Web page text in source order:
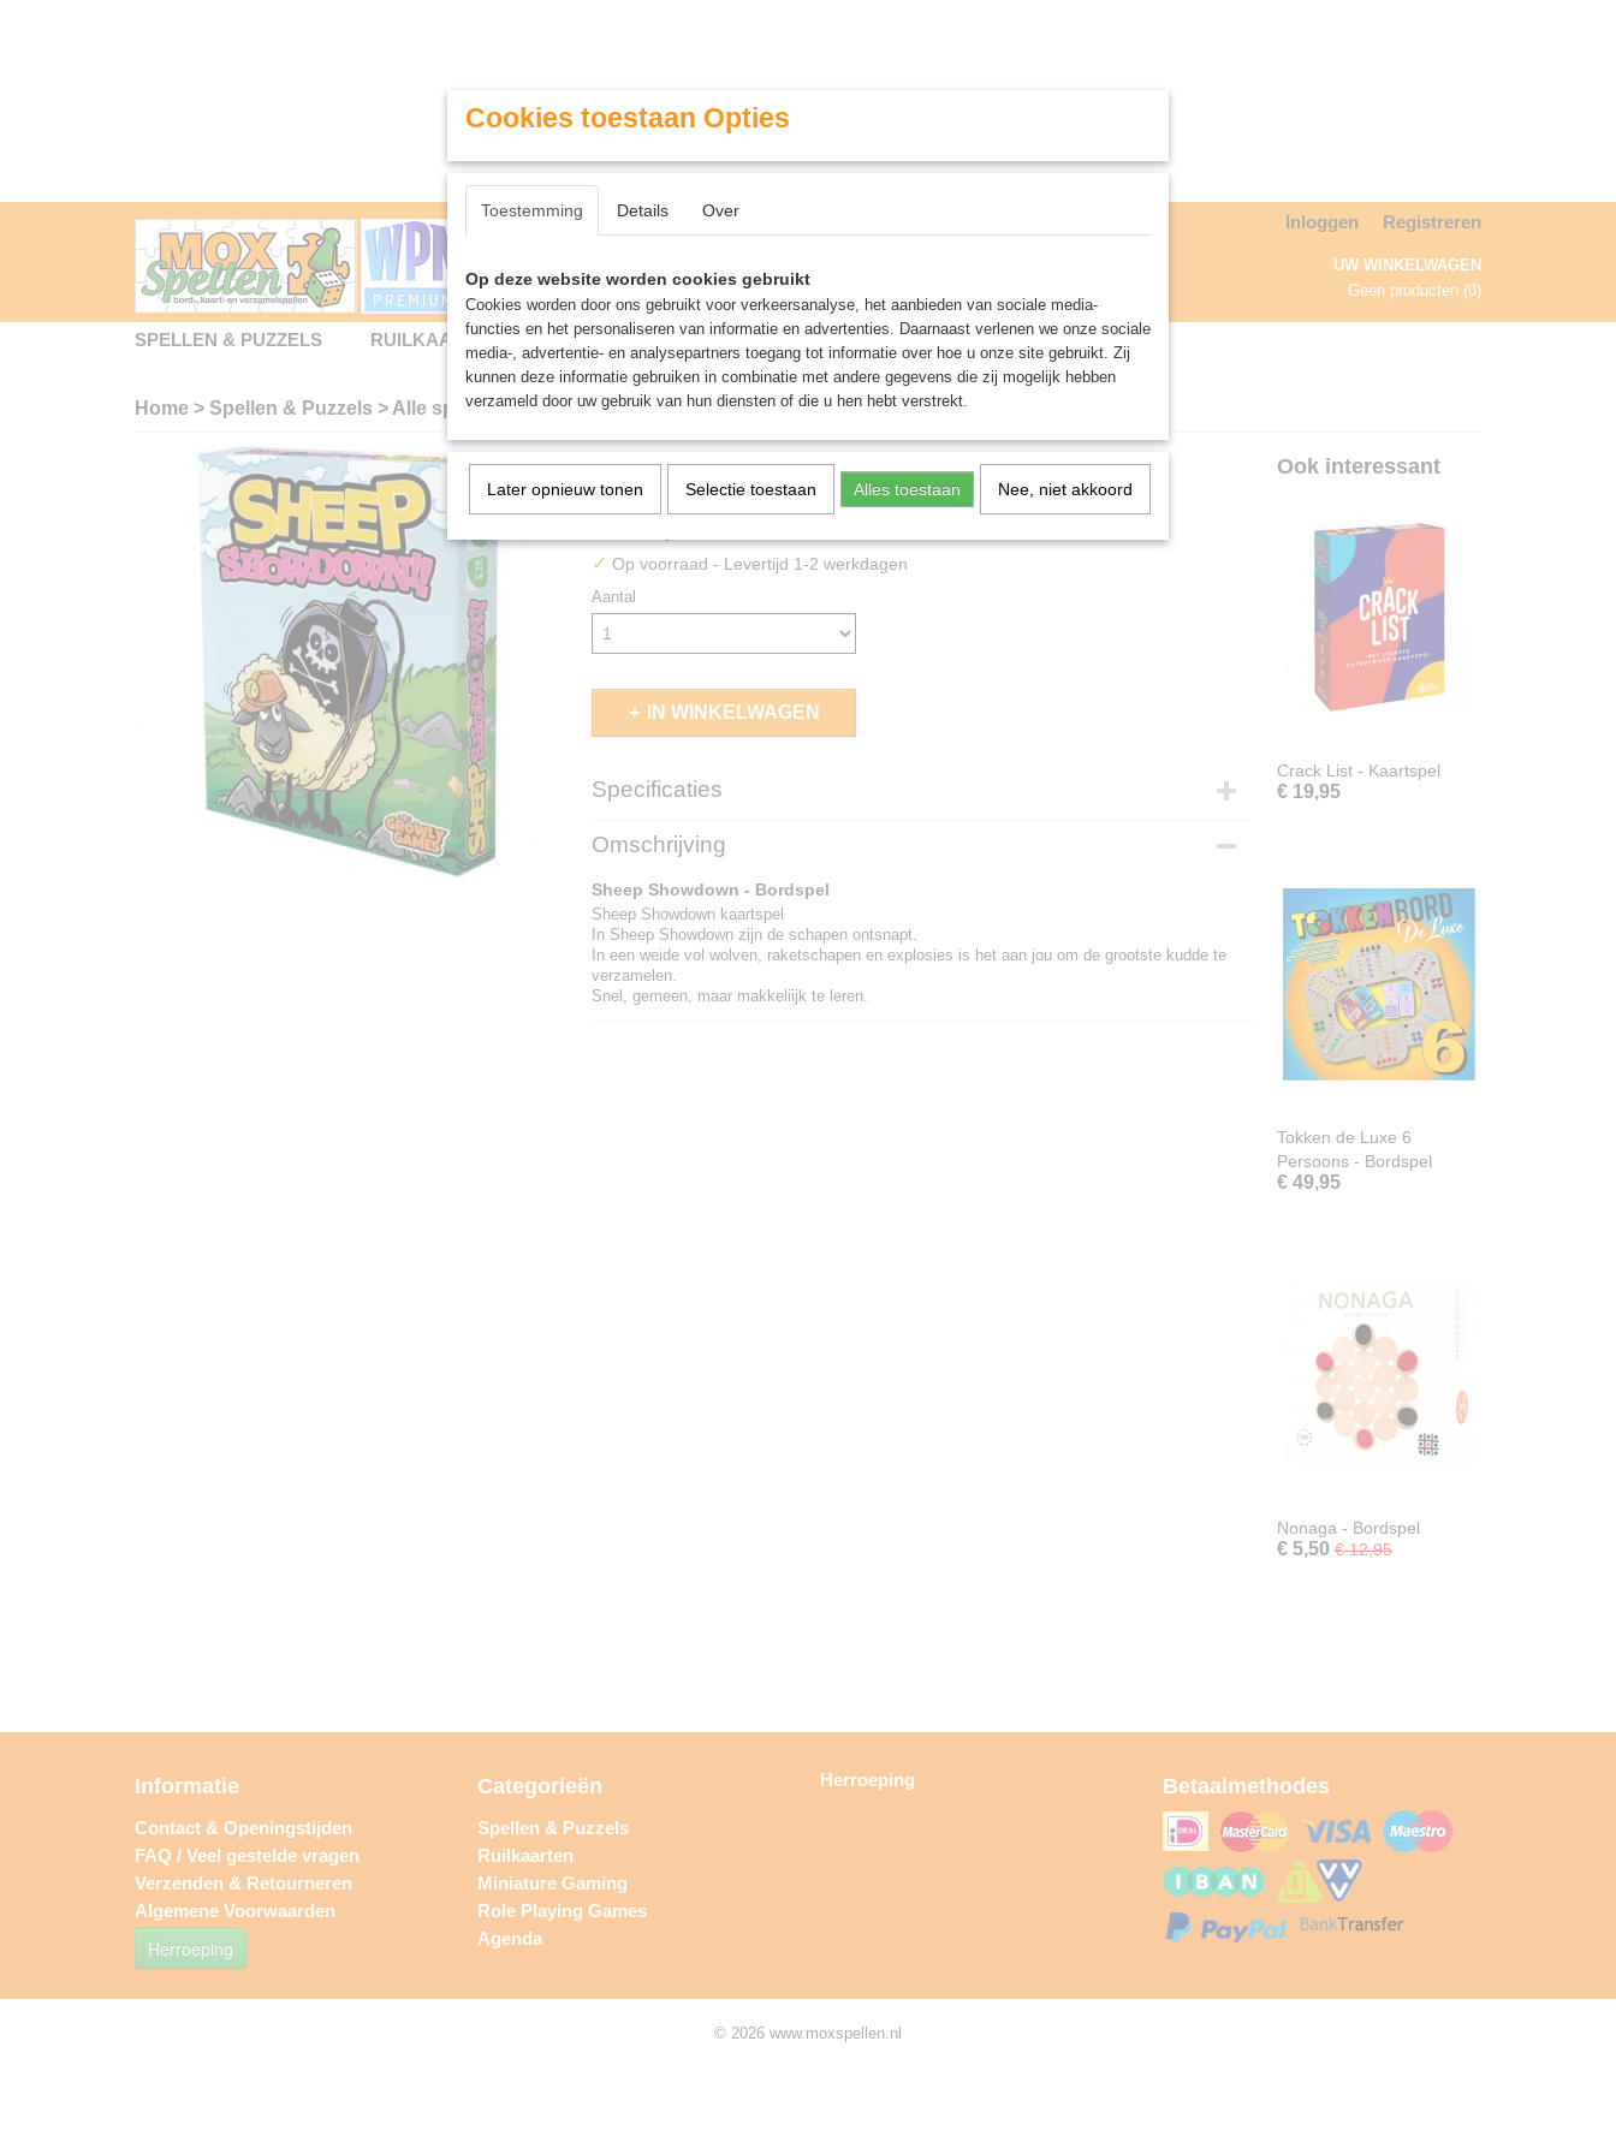
Contact & Openingstijden Inloggen Registreren
UW WINKELWAGEN
Geen producten (0)
SPELLEN & PUZZELS RUILKAARTEN MINIATURE GAMING ROLE PLAYING GAMES AGENDA
Home > Spellen & Puzzels > Alle spellen>Sheep Showdown - Bordspel
Sheep Showdown - Bordspel
€ 19,95
✓ Op voorraad - Levertijd 1-2 werkdagen
Aantal
IN WINKELWAGEN
Specificaties
EAN code
Omschrijving
Sheep Showdown - Bordspel
Sheep Showdown kaartspel
In Sheep Showdown zijn de schapen ontsnapt.
In een weide vol wolven, raketschapen en explosies is het aan jou om de grootste kudde te
verzamelen.
Snel, gemeen, maar makkeliijk te leren.
Ook interessant
Crack List - Kaartspel
€ 19,95
Tokken de Luxe 6
Persoons - Bordspel
€ 49,95
Nonaga - Bordspel
€ 5,50 € 12,95
Informatie
Contact & Openingstijden
FAQ / Veel gestelde vragen
Verzenden & Retourneren
Algemene Voorwaarden
Herroeping
Categorieën
Spellen & Puzzels
Ruilkaarten
Miniature Gaming
Role Playing Games
Agenda
Herroeping Betaalmethodes
© 2026 www.moxspellen.nl
Cookies toestaan Opties
Toestemming Details Over
Op deze website worden cookies gebruikt
Cookies worden door ons gebruikt voor verkeersanalyse, het aanbieden van sociale media-
functies en het personaliseren van informatie en advertenties. Daarnaast verlenen we onze sociale
media-, advertentie- en analysepartners toegang tot informatie over hoe u onze site gebruikt. Zij
kunnen deze informatie gebruiken in combinatie met andere gegevens die zij mogelijk hebben
verzameld door uw gebruik van hun diensten of die u hen hebt verstrekt.
Later opnieuw tonen Selectie toestaan Alles toestaan Nee, niet akkoord